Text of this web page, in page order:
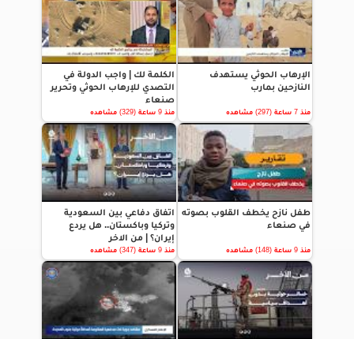
الإرهاب الحوثي يستهدف
النازحين بمارب
منذ 7 ساعة (297) مشاهده
الكلمة لك | واجب الدولة في
التصدي للإرهاب الحوثي وتحرير
صنعاء
منذ 9 ساعة (329) مشاهده
طفل نازح يخطف القلوب بصوته
في صنعاء
منذ 9 ساعة (148) مشاهده
اتفاق دفاعي بين السعودية
وتركيا وباكستان.. هل يردع
إيران؟ | من الاخر
منذ 9 ساعة (347) مشاهده